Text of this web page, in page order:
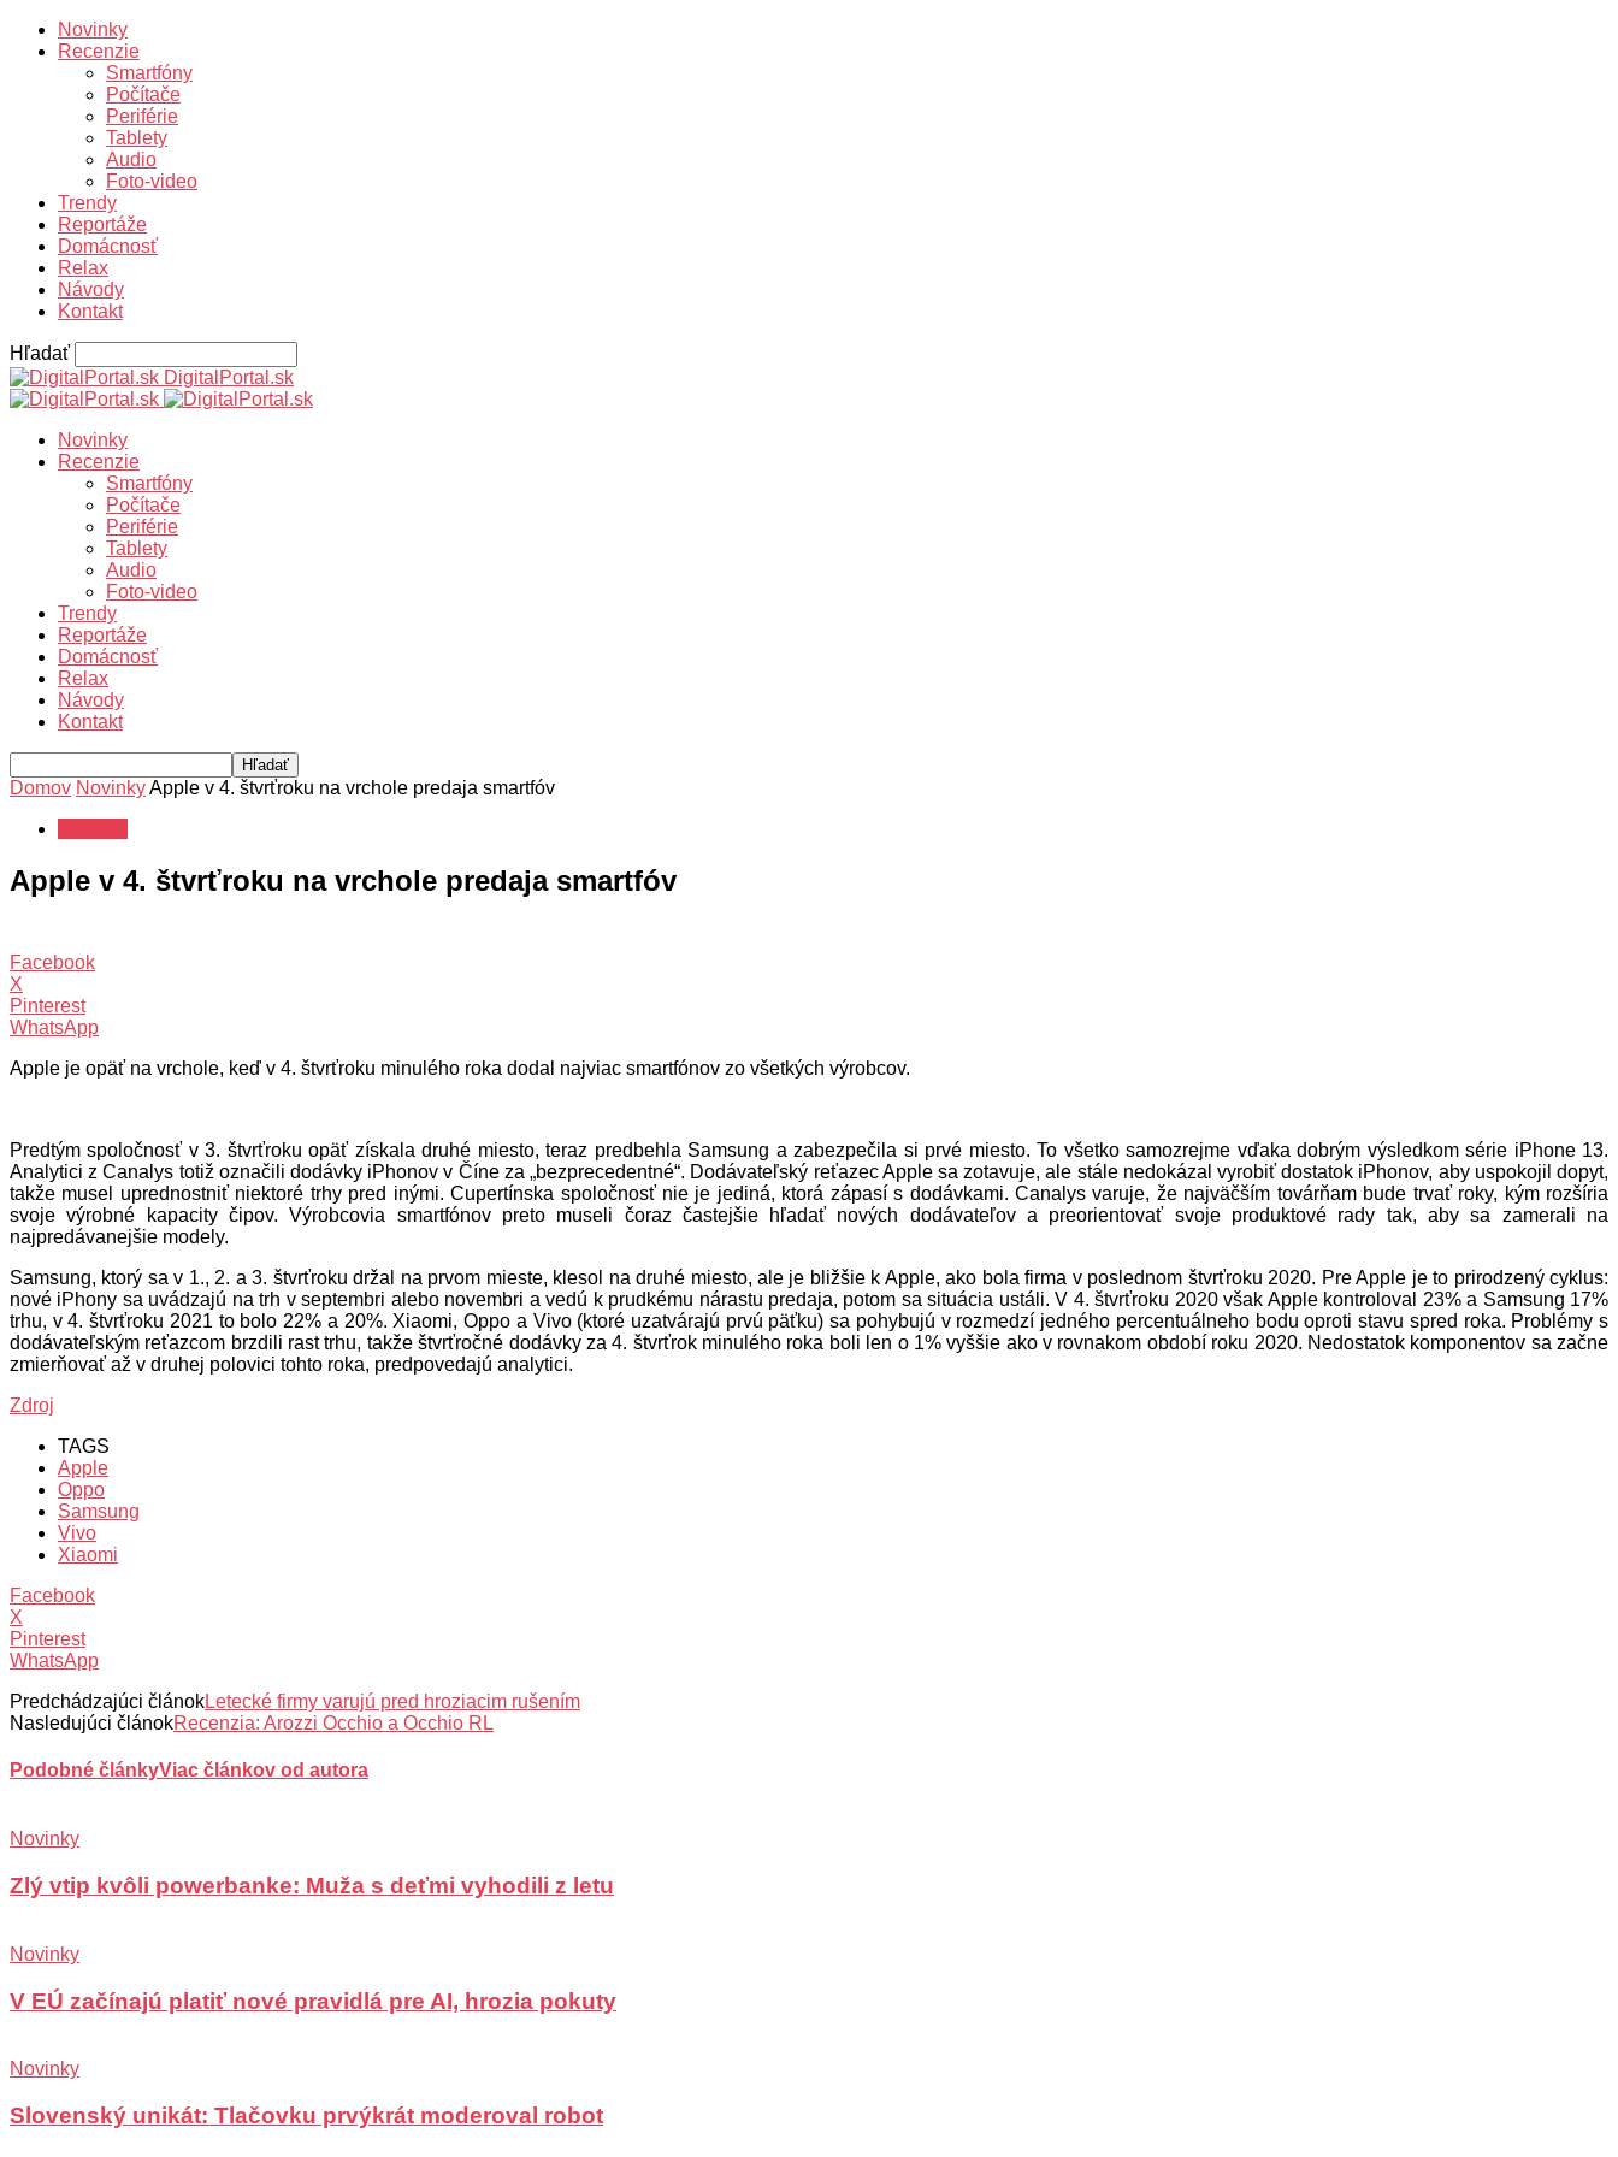
Novinky
Recenzie
Smartfóny
Počítače
Periférie
Tablety
Audio
Foto-video
Trendy
Reportáže
Domácnosť
Relax
Návody
Kontakt
Hľadať
DigitalPortal.sk
Novinky
Recenzie
Smartfóny
Počítače
Periférie
Tablety
Audio
Foto-video
Trendy
Reportáže
Domácnosť
Relax
Návody
Kontakt
Domov NovinkyApple v 4. štvrťroku na vrchole predaja smartfóv
Apple v 4. štvrťroku na vrchole predaja smartfóv
Facebook
X
Pinterest
WhatsApp
Apple je opäť na vrchole, keď v 4. štvrťroku minulého roka dodal najviac smartfónov zo všetkých výrobcov.
Predtým spoločnosť v 3. štvrťroku opäť získala druhé miesto, teraz predbehla Samsung a zabezpečila si prvé miesto. To všetko samozrejme vďaka dobrým výsledkom série iPhone 13.
Analytici z Canalys totiž označili dodávky iPhonov v Číne za „bezprecedentné“. Dodávateľský reťazec Apple sa zotavuje, ale stále nedokázal vyrobiť dostatok iPhonov, aby uspokojil dopyt,
takže musel uprednostniť niektoré trhy pred inými. Cupertínska spoločnosť nie je jediná, ktorá zápasí s dodávkami. Canalys varuje, že najväčším továrňam bude trvať roky, kým rozšíria
svoje výrobné kapacity čipov. Výrobcovia smartfónov preto museli čoraz častejšie hľadať nových dodávateľov a preorientovať svoje produktové rady tak, aby sa zamerali na
najpredávanejšie modely.
Samsung, ktorý sa v 1., 2. a 3. štvrťroku držal na prvom mieste, klesol na druhé miesto, ale je bližšie k Apple, ako bola firma v poslednom štvrťroku 2020. Pre Apple je to prirodzený cyklus:
nové iPhony sa uvádzajú na trh v septembri alebo novembri a vedú k prudkému nárastu predaja, potom sa situácia ustáli. V 4. štvrťroku 2020 však Apple kontroloval 23% a Samsung 17%
trhu, v 4. štvrťroku 2021 to bolo 22% a 20%. Xiaomi, Oppo a Vivo (ktoré uzatvárajú prvú päťku) sa pohybujú v rozmedzí jedného percentuálneho bodu oproti stavu spred roka. Problémy s
dodávateľským reťazcom brzdili rast trhu, takže štvrťročné dodávky za 4. štvrťrok minulého roka boli len o 1% vyššie ako v rovnakom období roku 2020. Nedostatok komponentov sa začne
zmierňovať až v druhej polovici tohto roka, predpovedajú analytici.
Zdroj
TAGS
Apple
Oppo
Samsung
Vivo
Xiaomi
Facebook
X
Pinterest
WhatsApp
Predchádzajúci článokLetecké firmy varujú pred hroziacim rušením
Nasledujúci článokRecenzia: Arozzi Occhio a Occhio RL
Podobné článkyViac článkov od autora
Novinky
Zlý vtip kvôli powerbanke: Muža s deťmi vyhodili z letu
Novinky
V EÚ začínajú platiť nové pravidlá pre AI, hrozia pokuty
Novinky
Slovenský unikát: Tlačovku prvýkrát moderoval robot